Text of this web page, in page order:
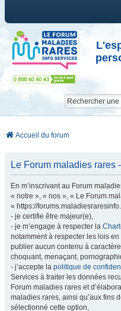
Accueil du forum
Le Forum maladies rares
En m’inscrivant au Forum
« notre », « nos », « Le Forum
« https://
- je certifie être majeur(e),
- je m’engage à respecter la
notamment à respecter les lois
publier aucun contenu à
choquant, menaçant,
- j’accepte la politique de
Services à traiter les données
Forum maladies rares et
maladies rares, ainsi qu’aux fins
sélectionné cette option,